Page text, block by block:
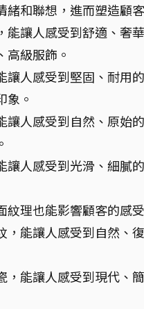
和聯想，進而塑造顧
能讓人感受到舒適、奢
高級服飾。
讓人感受到堅固、耐用
象。
讓人感受到自然、原始
讓人感受到光滑、細膩
理也能影響顧客的感
，能讓人感受到自然、
，能讓人感受到現代、